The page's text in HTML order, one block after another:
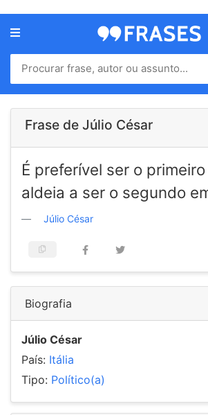
Menu
Home
Autores
de
uso
Frase de Júlio César
É preferível ser o
aldeia a ser o segundo
Júlio César
Biografia
Júlio César
País: Itália
Tipo: Político(a)